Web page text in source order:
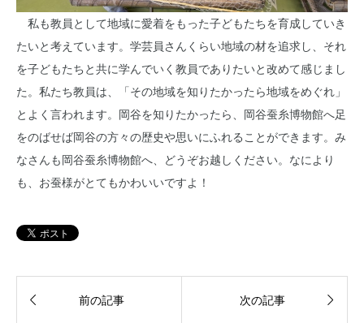
私も教員として地域に愛着をもった子どもたちを育成していき
たいと考えています。学芸員さんくらい地域の材を追求し、それ
を子どもたちと共に学んでいく教員でありたいと改めて感じまし
た。私たち教員は、「その地域を知りたかったら地域をめぐれ」
とよく言われます。岡谷を知りたかったら、岡谷蚕糸博物館へ足
をのばせば岡谷の方々の歴史や思いにふれることができます。み
なさんも岡谷蚕糸博物館へ、どうぞお越しください。なにより
も、お蚕様がとてもかわいいですよ！
 前の記事 次の記事 